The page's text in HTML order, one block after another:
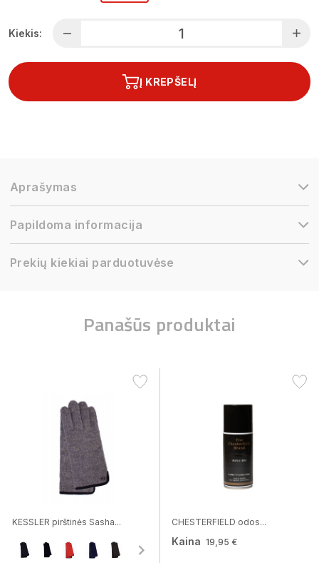
Kiekis:
Į KREPŠELĮ
Aprašymas
Papildoma informacija
Prekių kiekiai parduotuvėse
Panašūs produktai
KESSLER pirštinės Sasha... CHESTERFIELD odos...
Kaina 19,95 €